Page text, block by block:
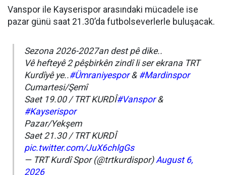
Vanspor ile Kayserispor arasındaki mücadele ise
pazar günü saat 21.30’da futbolseverlerle buluşacak.
Sezona 2026-2027an dest pê dike..
Vê hefteyê 2 pêşbirkên zindî li ser ekrana TRT
Kurdîyê ye..#Ümraniyespor& #Mardinspor
Cumartesi/Şemî
Saet 19.00 / TRT KURDÎ#Vanspor&
#Kayserispor
Pazar/Yekşem
Saet 21.30 / TRT KURDÎ
pic.twitter.com/JuX6chlgGs
— TRT Kurdî Spor (@trtkurdispor)August 6,
2026